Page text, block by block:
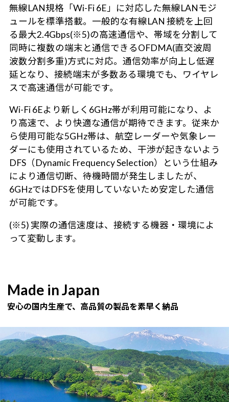
無線LAN規格「Wi-Fi 6E」に対応した無線LANモジ
ュールを標準搭載。一般的な有線LAN 接続を上回
る最大2.4Gbps(※5)の高速通信や、帯域を分割して
同時に複数の端末と通信できるOFDMA(直交波周
波数分割多重)方式に対応。通信効率が向上し低遅
延となり、接続端末が多数ある環境でも、ワイヤレ
スで高速通信が可能です。
Wi-Fi 6Eより新しく6GHz帯が利用可能になり、よ
り高速で、より快適な通信が期待できます。従来か
ら使用可能な5GHz帯は、航空レーダーや気象レー
ダーにも使用されているため、干渉が起きないよう
DFS（Dynamic Frequency Selection）という仕組み
により通信切断、待機時間が発生しましたが、
6GHzではDFSを使用していないため安定した通信
が可能です。
(※5) 実際の通信速度は、接続する機器・環境によ
って変動します。
Made in Japan
安心の国内生産で、高品質の製品を素早く納品